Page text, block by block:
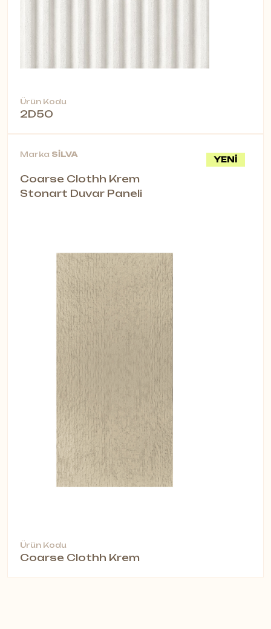
Ürün Kodu
2D50
YENİ
Marka SİLVA
Coarse Clothh Krem
Stonart Duvar Paneli
Ürün Kodu
Coarse Clothh Krem